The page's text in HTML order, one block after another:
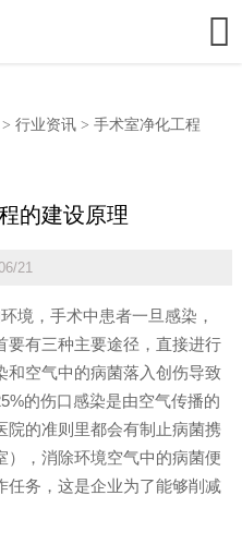

行业资讯> 手术室净化工程
的建设原理
21
境，手术中患者一旦感染，
要有三种主要途径，直接进行
和空气中的病菌落入创伤导致
的伤口感染是由空气传播的
院的准则里都会有制止病菌携
），消除环境空气中的病菌便
任务，这是企业为了能够削减